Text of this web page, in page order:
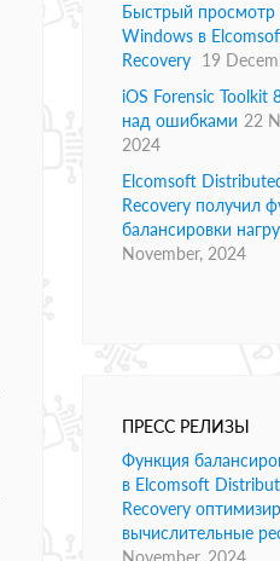
Быстрый просмотр
Windows в
Recovery 19
iOS Forensic Toolkit
над ошибками 22
2024
Elcomsoft
Recovery получил
балансировки
November, 2024
ПРЕСС РЕЛИЗЫ
Функция
в Elcomsoft
Recovery
вычислительные
November, 2024